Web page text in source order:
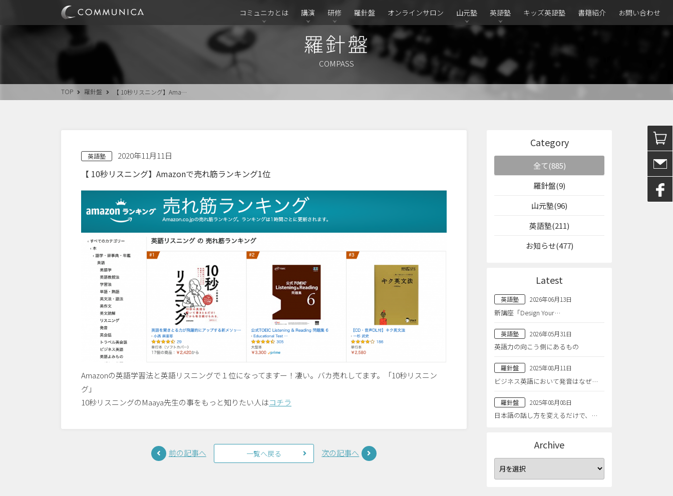
コミュニカとは 講演 研修 羅針盤 オンラインサロン 山元塾 英語塾 キッズ英語塾 書籍紹介 お問い合わせ
羅針盤
COMPASS
TOP 羅針盤 【 10秒リスニング】Ama…
英語塾 2020年11月11日
【 10秒リスニング】Amazonで売れ筋ランキング1位
Amazonの英語学習法と英語リスニングで１位になってますー！凄い。バカ売れしてます。「10秒リスニン
グ」
10秒リスニングのMaaya先生の事をもっと知りたい人はコチラ
前の記事へ 一覧へ戻る 次の記事へ
Category
全て(885)
羅針盤(9)
山元塾(96)
英語塾(211)
お知らせ(477)
Latest
英語塾 2026年06月13日
新講座「Design Your…
英語塾 2026年05月31日
英語力の向こう側にあるもの
羅針盤 2025年08月11日
ビジネス英語において発音はなぜ…
羅針盤 2025年08月08日
日本語の話し方を変えるだけで、…
Archive